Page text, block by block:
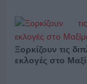
Ξορκίζουν τις
εκλογές στο